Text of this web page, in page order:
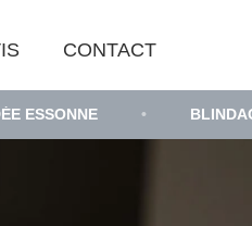
CONTACT
• BLINDAGE DE